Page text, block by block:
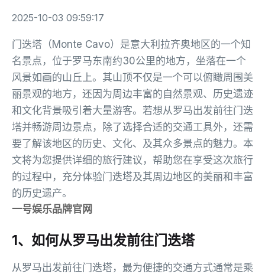
2025-10-03 09:59:17
门迭塔（Monte Cavo）是意大利拉齐奥地区的一个知
名景点，位于罗马东南约30公里的地方，坐落在一个
风景如画的山丘上。其山顶不仅是一个可以俯瞰周围美
丽景观的地方，还因为周边丰富的自然景观、历史遗迹
和文化背景吸引着大量游客。若想从罗马出发前往门迭
塔并畅游周边景点，除了选择合适的交通工具外，还需
要了解该地区的历史、文化、及其众多景点的魅力。本
文将为您提供详细的旅行建议，帮助您在享受这次旅行
的过程中，充分体验门迭塔及其周边地区的美丽和丰富
的历史遗产。
一号娱乐品牌官网
1、如何从罗马出发前往门迭塔
从罗马出发前往门迭塔，最为便捷的交通方式通常是乘